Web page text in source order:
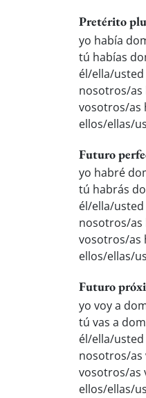
Pretérito
yo había
tú habías
él/ella/
nosotros/as
vosotros/as
ellos/ellas/
Futuro
yo habré
tú habrás
él/ella/
nosotros/as
vosotros/as
ellos/ellas/
Futuro
yo voy a
tú vas a
él/ella/
nosotros/as
vosotros/as
ellos/ellas/